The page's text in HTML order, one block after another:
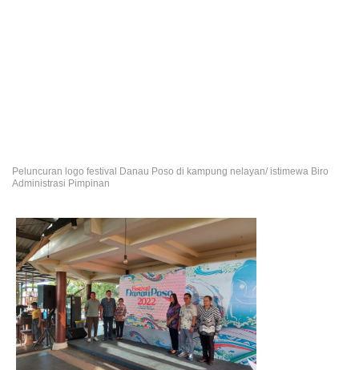
Peluncuran logo festival Danau Poso di kampung nelayan/ istimewa Biro
Administrasi Pimpinan